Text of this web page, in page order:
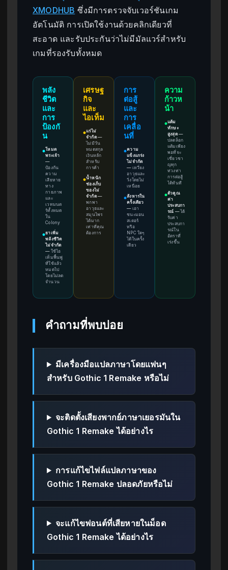
XMODHUB ซึ่งมีการตรวจจับเวอร์ชันเกม
อัตโนมัติ การเปิดใช้งานด้วยคลิกเดียวที่
สะอาด และรับประกันว่าไม่มีมัลแวร์สำหรับ
เกมที่รองรับทั้งหมด
พลัง
ชีวิต
และ
การ
ป้องกั
น
●โหมด
พระเจ้า
—
ป้องกัน
ความ
เสียหาย
ทาง
กายภาพ
และ
เวทมนต
ร์ทั้งหมด
ใน
Colony
●ยาเพิ่ม
พลังชีวิต
ไม่จำกัด
— ใช้ไอ
เท็มฟื้นฟู
ที่ใช้แล้ว
หมดไป
โดยไม่ลด
จำนวน
เศรษฐ
กิจ
และ
ไอเท็ม
●แร่ไม่
จำกัด—
ไม่มีวัน
หมดสกุล
เงินหลัก
สำหรับ
การค้า
●น้ำหนัก
ช่องเก็บ
ของไม่
จำกัด—
พกพา
อาวุธและ
สมุนไพร
ได้มาก
เท่าที่คุณ
ต้องการ
การ
ต่อสู้
และ
การ
เคลื่อ
นที่
●ความ
แข็งแกร่ง
ไม่จำกัด
— เหวี่ยง
อาวุธและ
วิ่งโดยไม่
เหนื่อย
●สังหารใน
ครั้งเดียว
— เอา
ชนะมอน
สเตอร์
หรือ
NPC ใดๆ
ได้ในครั้ง
เดียว
ความ
ก้าวห
น้า
●แต้ม
ทักษะ
สูงสุด—
ปลดล็อก
แต้มเพียง
พอที่จะ
เชี่ยวชา
ญทุก
ท่วงท่า
การต่อสู้
ได้ทันที
●ตัวคูณ
ค่า
ประสบกา
รณ์ —ได้
รับค่า
ประสบกา
รณ์ใน
อัตราที่
เร่งขึ้น
คำถามที่พบบ่อย
มีเครื่องมือแปลภาษาโดยแฟนๆ
สำหรับ Gothic 1 Remake หรือไม่
จะติดตั้งเสียงพากย์ภาษาเยอรมันใน
Gothic 1 Remake ได้อย่างไร
การแก้ไขไฟล์แปลภาษาของ
Gothic 1 Remake ปลอดภัยหรือไม่
จะแก้ไขฟอนต์ที่เสียหายในม็อด
Gothic 1 Remake ได้อย่างไร